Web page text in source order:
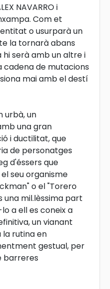
NAVARRO i
Com et
o usurparà un
la tornarà abans
hi serà amb un altre i
cadena de mutacions
mai amb el destí
urbà, un
una gran
i ductilitat, que
de personatges
d'éssers que
seu organisme
o el "Torero
una mil.lèssima part
a ell es coneix a
un vianant
la rutina en
gestual, per
barreres